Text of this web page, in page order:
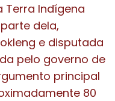
Terra Indígena
dela,
e disputada
pelo governo de
principal
80